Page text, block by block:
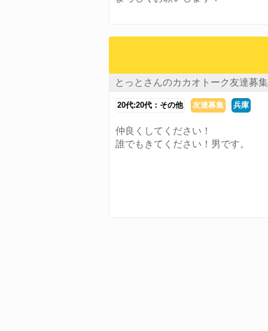
とっとさんのカカオトーク友達募集
20代:20代：その他 友達募集 兵庫
仲良くしてください！
誰でもきてください！男です。